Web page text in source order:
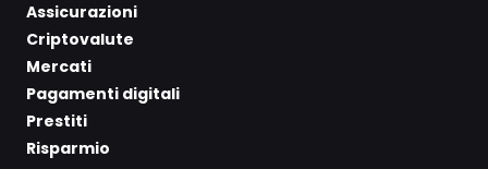
Assicurazioni
Criptovalute
Mercati
Pagamenti digitali
Prestiti
Risparmio